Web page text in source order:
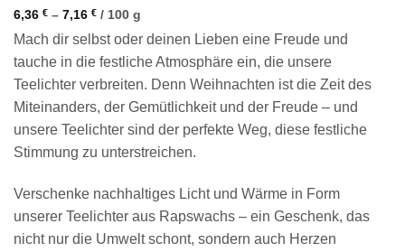
6,36 € – 7,16 € / 100 g
Mach dir selbst oder deinen Lieben eine Freude und
tauche in die festliche Atmosphäre ein, die unsere
Teelichter verbreiten. Denn Weihnachten ist die Zeit des
Miteinanders, der Gemütlichkeit und der Freude – und
unsere Teelichter sind der perfekte Weg, diese festliche
Stimmung zu unterstreichen.
Verschenke nachhaltiges Licht und Wärme in Form
unserer Teelichter aus Rapswachs – ein Geschenk, das
nicht nur die Umwelt schont, sondern auch Herzen